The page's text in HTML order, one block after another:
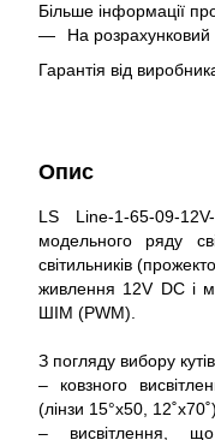
Більше інформації
На розрахунковий
Гарантія від
Опис
LS Line-1-65-09-
модельного ряду
світильників
живлення 12V DC і
ШІМ (PWM).
З погляду вибору
– ковзного
(лінзи 15°x50, 12˚x70˚),
– висвітлення,